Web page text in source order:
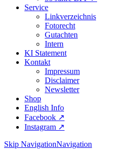
Service
Linkverzeichnis
Fotorecht
Gutachten
Intern
KI Statement
Kontakt
Impressum
Disclaimer
Newsletter
Shop
English Info
Facebook ↗︎
Instagram ↗︎
Skip NavigationNavigation